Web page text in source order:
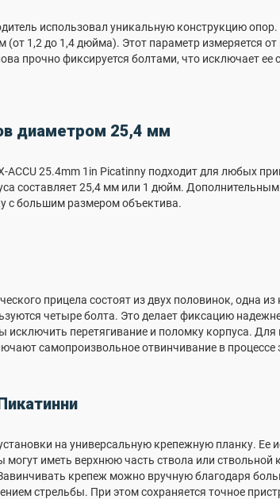
использовал уникальную конструкцию
(от 1,2 до 1,4 дюйма). Этот параметр измеряется
прочно фиксируется болтами, что исключает
диаметром 25,4 мм
ACCU 25.4mm 1in Picatinny подходит для любых
составляет 25,4 мм или 1 дюйм.
с большим размером объектива.
прицела состоят из двух половинок, одна
четыре болта. Это делает фиксацию
исключить перетягивание и поломку корпуса.
самопроизвольное отвинчивание в процессе
на универсальную крепежную планку. Ее
могут иметь верхнюю часть ствола или
крепеж можно вручную благодаря
стрельбы. При этом сохраняется точное